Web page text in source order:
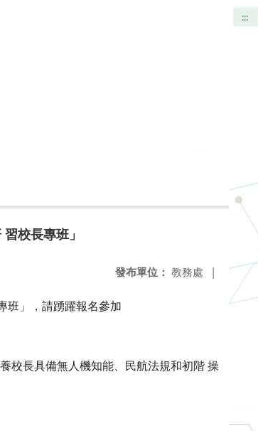
:::
校長專班」
發布單位： 教務處 |
班」，請踴躍報名參加
校長具備無人機知能、民航法規和初階 操